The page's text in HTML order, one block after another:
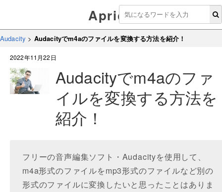
Aprico
Audacity > Audacityでm4aのファイルを変換する方法を紹介！
2022年11月22日
Audacityでm4aのファ
イルを変換する方法を
紹介！
フリーの音声編集ソフト・Audacityを使用して、
m4a形式のファイルをmp3形式のファイルなど別の
形式のファイルに変換したいと思ったことはありま